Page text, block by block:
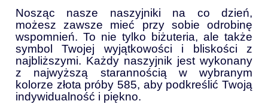
Nosząc nasze naszyjniki na co dzień,
możesz zawsze mieć przy sobie odrobinę
wspomnień. To nie tylko biżuteria, ale także
symbol Twojej wyjątkowości i bliskości z
najbliższymi. Każdy naszyjnik jest wykonany
z najwyższą starannością w wybranym
kolorze złota próby 585, aby podkreślić Twoją
indywidualność i piękno.